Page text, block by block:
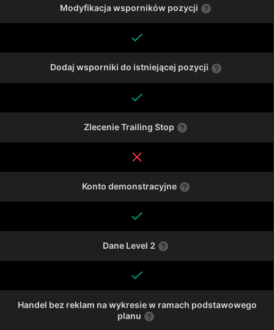
Modyfikacja wsporników pozycji
Dodaj wsporniki do istniejącej pozycji
Zlecenie Trailing Stop
Konto demonstracyjne
Dane Level 2
Handel bez reklam na wykresie w ramach podstawowego
planu